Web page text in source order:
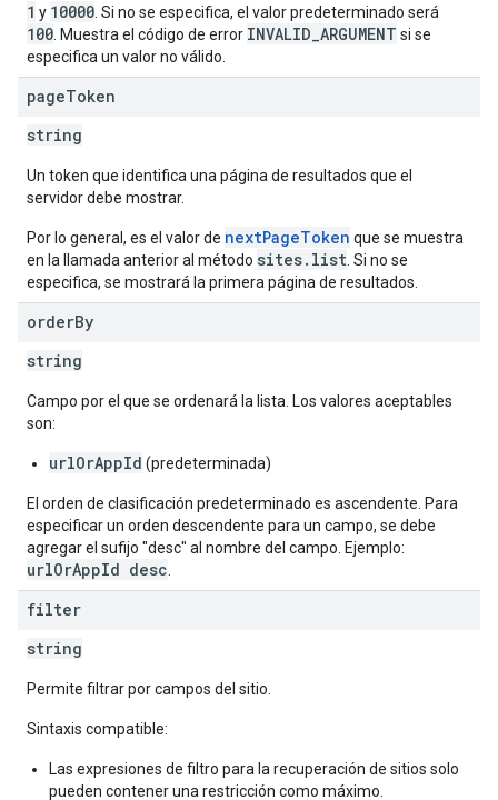
1 y 10000 . Si no se especifica, el valor predeterminado será
100 . Muestra el código de error INVALID_ARGUMENT si se
especifica un valor no válido.
pageToken
string
Un token que identifica una página de resultados que el
servidor debe mostrar.
Por lo general, es el valor de nextPageToken que se muestra
en la llamada anterior al método sites.list . Si no se
especifica, se mostrará la primera página de resultados.
orderBy
string
Campo por el que se ordenará la lista. Los valores aceptables
son:
urlOrAppId (predeterminada)
El orden de clasificación predeterminado es ascendente. Para
especificar un orden descendente para un campo, se debe
agregar el sufijo "desc" al nombre del campo. Ejemplo:
urlOrAppId desc
filter
string
Permite filtrar por campos del sitio.
Sintaxis compatible:
Las expresiones de filtro para la recuperación de sitios solo
pueden contener una restricción como máximo.